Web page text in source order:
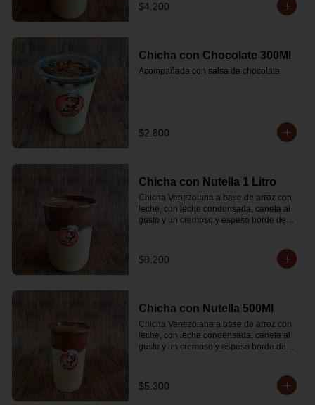
$4.200
Chicha con Chocolate 300Ml
Acompañada con salsa de chocolate
$2.800
Chicha con Nutella 1 Litro
Chicha Venezolana a base de arroz con
leche, con leche condensada, canela al
gusto y un cremoso y espeso borde de
$8.200
Chicha con Nutella 500Ml
Chicha Venezolana a base de arroz con
leche, con leche condensada, canela al
gusto y un cremoso y espeso borde de
$5.300